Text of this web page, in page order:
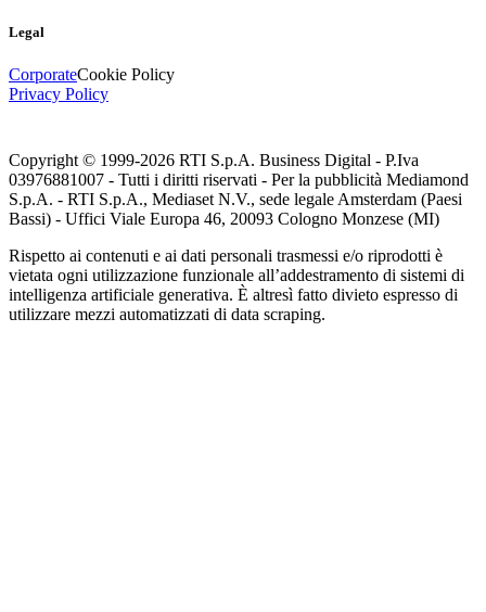
Legal
CorporateCookie Policy
Privacy Policy
Copyright © 1999-2026 RTI S.p.A. Business Digital - P.Iva
03976881007 - Tutti i diritti riservati - Per la pubblicità Mediamond
S.p.A. - RTI S.p.A., Mediaset N.V., sede legale Amsterdam (Paesi
Bassi) - Uffici Viale Europa 46, 20093 Cologno Monzese (MI)
Rispetto ai contenuti e ai dati personali trasmessi e/o riprodotti è
vietata ogni utilizzazione funzionale all’addestramento di sistemi di
intelligenza artificiale generativa. È altresì fatto divieto espresso di
utilizzare mezzi automatizzati di data scraping.